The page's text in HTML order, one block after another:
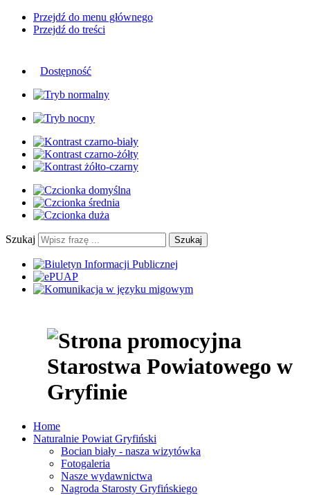
Przejdź do menu głównego
Przejdź do treści
Dostępność
Szukaj Szukaj
Home
Naturalnie Powiat Gryfiński
Bocian biały - nasza wizytówka
Fotogaleria
Nasze wydawnictwa
Nagroda Starosty Gryfińskiego